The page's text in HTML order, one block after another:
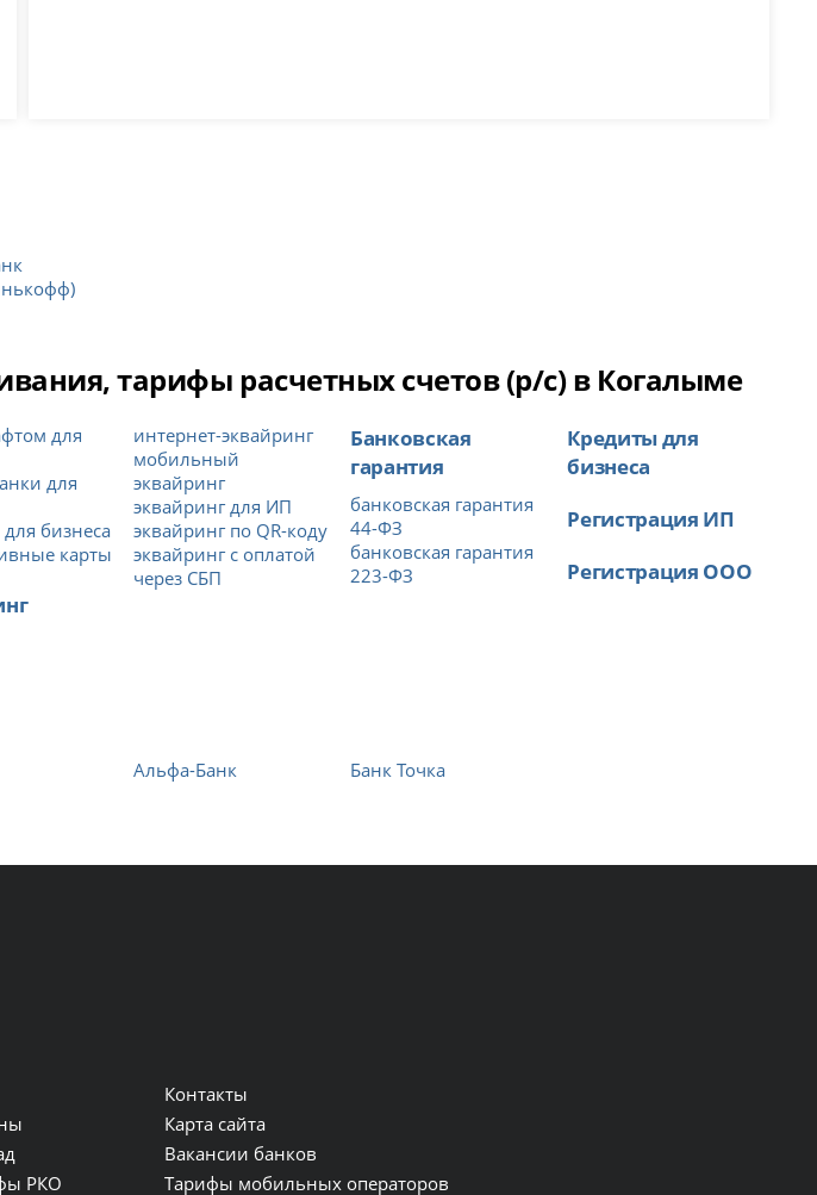
тарифы расчетных счетов (р/с) в Когалыме
для
для
бизнеса
карты
интернет-эквайринг
мобильный
эквайринг
эквайринг для ИП
эквайринг по QR-коду
эквайринг с оплатой
через СБП
Банковская
гарантия
банковская гарантия
44-ФЗ
банковская гарантия
223-ФЗ
Кредиты для
бизнеса
Регистрация ИП
Регистрация ООО
Альфа-Банк Банк Точка
РКО
Контакты
Карта сайта
Вакансии банков
Тарифы мобильных операторов